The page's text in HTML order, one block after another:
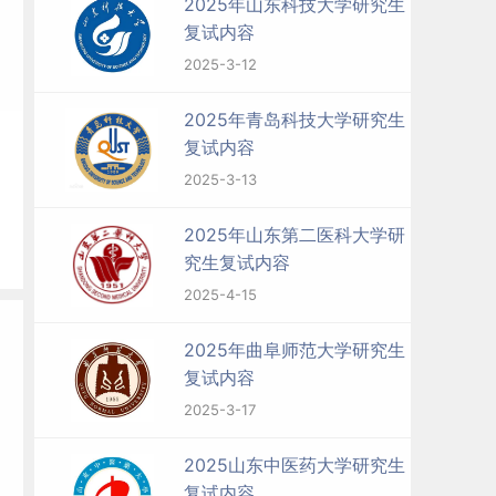
2025年山东科技大学研究生
复试内容
2025-3-12
2025年青岛科技大学研究生
复试内容
2025-3-13
2025年山东第二医科大学研
究生复试内容
2025-4-15
2025年曲阜师范大学研究生
复试内容
2025-3-17
2025山东中医药大学研究生